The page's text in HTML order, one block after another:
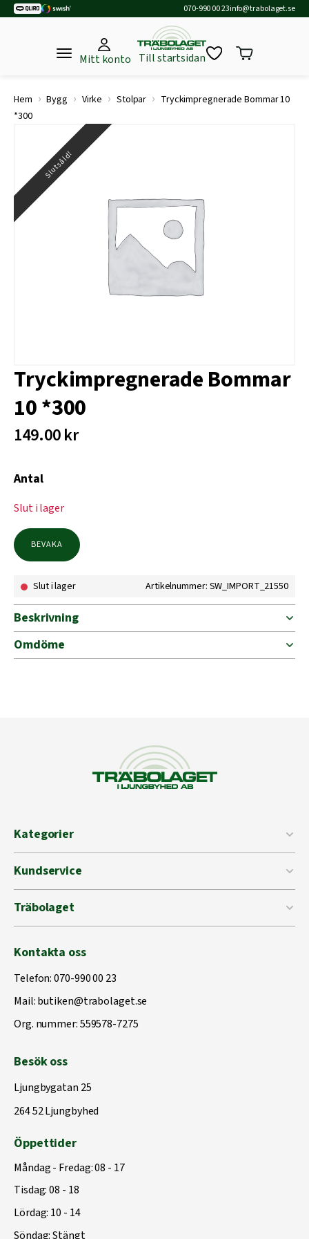
070-990 00 23info@trabolaget.se
Mitt konto Till startsidan
Hem › Bygg › Virke › Stolpar › Tryckimpregnerade Bommar 10
*300
Slutsåld!
Tryckimpregnerade Bommar
10 *300
149.00kr
Antal
Slut i lager
BEVAKA
Slut i lager Artikelnummer: SW_IMPORT_21550
Beskrivning
Omdöme
Kategorier
Kundservice
Träbolaget
Kontakta oss
Telefon:070-990 00 23
Mail:butiken@trabolaget.se
Org. nummer: 559578-7275
Besök oss
Ljungbygatan 25
264 52 Ljungbyhed
Öppettider
Måndag - Fredag: 08 - 17
Tisdag: 08 - 18
Lördag: 10 - 14
Söndag: Stängt